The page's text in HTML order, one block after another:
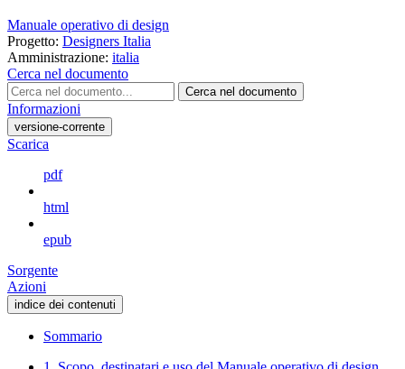
Manuale operativo di design
Progetto: Designers Italia
Amministrazione: italia
Cerca nel documento
Cerca nel documento
Informazioni
versione-corrente
Scarica
pdf
html
epub
Sorgente
Azioni
indice dei contenuti
Sommario